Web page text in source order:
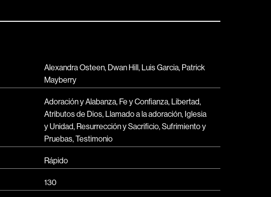
Alexandra Osteen, Dwan Hill, Luis Garcia, Patrick
Mayberry
Adoración y Alabanza, Fe y Confianza, Libertad,
Atributos de Dios, Llamado a la adoración, Iglesia
y Unidad, Resurrección y Sacrificio,Sufrimiento y
Pruebas,Testimonio
Rápido
130